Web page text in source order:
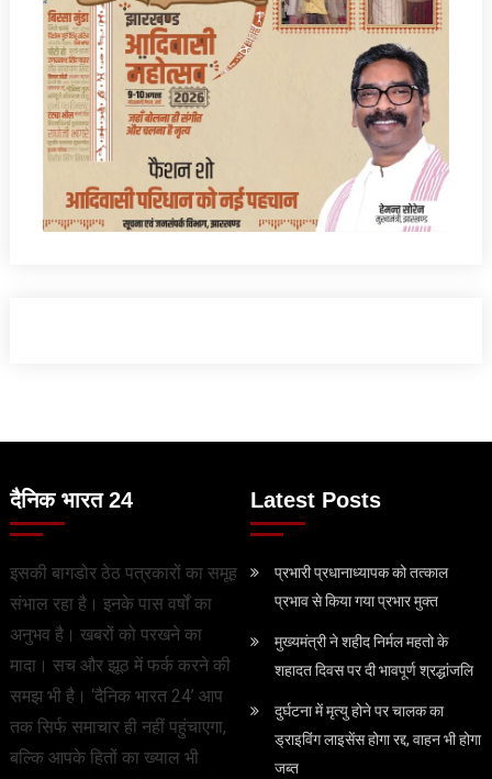
दैनिक भारत 24
इसकी बागडोर ठेठ पत्रकारों का समूह
संभाल रहा है। इनके पास वर्षों का
अनुभव है। खबरों को परखने का
मादा। सच और झूठ में फर्क करने की
समझ भी है। ‘दैनिक भारत 24’ आप
तक सिर्फ समाचार ही नहीं पहुंचाएगा,
बल्कि आपके हितों का ख्याल भी
Latest Posts
प्रभारी प्रधानाध्यापक को तत्काल
प्रभाव से किया गया प्रभार मुक्त
मुख्यमंत्री ने शहीद निर्मल महतो के
शहादत दिवस पर दी भावपूर्ण श्रद्धांजलि
दुर्घटना में मृत्यु होने पर चालक का
ड्राइविंग लाइसेंस होगा रद्द, वाहन भी होगा
जब्त